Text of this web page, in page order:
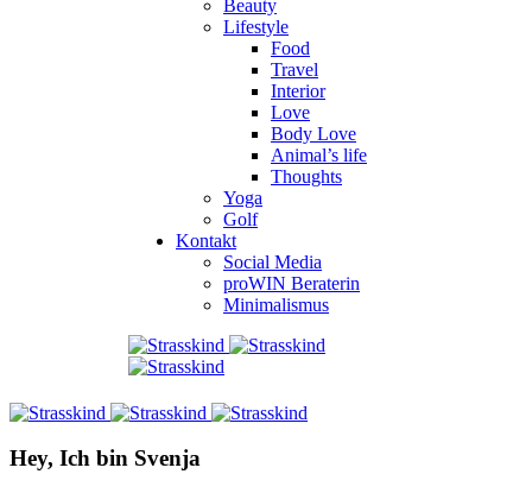
Beauty
Lifestyle
Food
Travel
Interior
Love
Body Love
Animal’s life
Thoughts
Yoga
Golf
Kontakt
Social Media
proWIN Beraterin
Minimalismus
Hey, Ich bin Svenja